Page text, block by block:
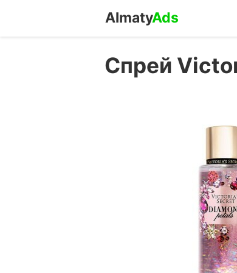
AlmatyAds
Спрей